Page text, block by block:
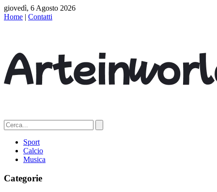
giovedì, 6 Agosto 2026
Home | Contatti
Sport
Calcio
Musica
Categorie